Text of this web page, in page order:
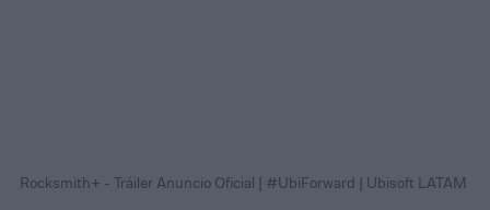
Rocksmith+ - Tráiler Anuncio Oficial | #UbiForward | Ubisoft LATAM